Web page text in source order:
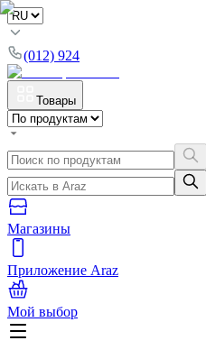
(012) 924
Товары
Магазины
Приложение Araz
Мой выбор